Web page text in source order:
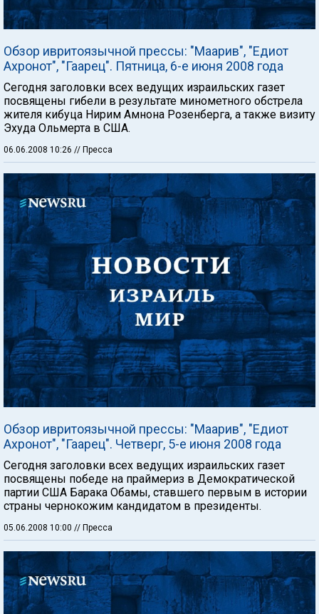
Обзор ивритоязычной прессы: "Маарив", "Едиот
Ахронот", "Гаарец". Пятница, 6-е июня 2008 года
Сегодня заголовки всех ведущих израильских газет
посвящены гибели в результате минометного обстрела
жителя кибуца Нирим Амнона Розенберга, а также визиту
Эхуда Ольмерта в США.
06.06.2008 10:26 // Пресса
Обзор ивритоязычной прессы: "Маарив", "Едиот
Ахронот", "Гаарец". Четверг, 5-е июня 2008 года
Сегодня заголовки всех ведущих израильских газет
посвящены победе на праймериз в Демократической
партии США Барака Обамы, ставшего первым в истории
страны чернокожим кандидатом в президенты.
05.06.2008 10:00 // Пресса